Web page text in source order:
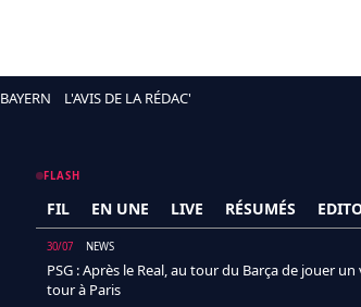
BAYERN L'AVIS DE LA RÉDAC'
FLASH
FIL EN UNE LIVE RÉSUMÉS
30/07 NEWS
PSG : Après le Real, au tour du Barça de jouer un
tour à Paris